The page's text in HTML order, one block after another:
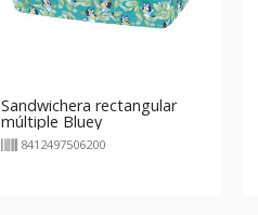
Sandwichera rectangular
múltiple Bluey
8412497506200